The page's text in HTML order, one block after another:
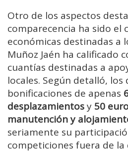
Otro de los aspectos
comparecencia ha sido el
económicas destinadas a
Muñoz Jaén ha calificado
cuantías destinadas a
locales. Según detalló,
bonificaciones de apenas
desplazamientosy 50
manutención y
seriamente su
competiciones fuera de la